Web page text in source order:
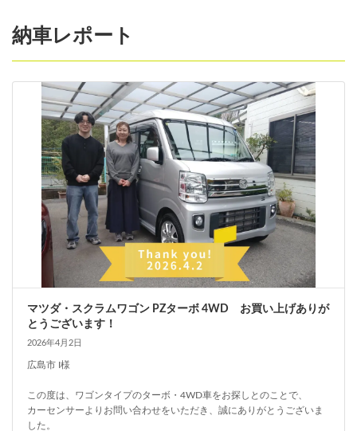
納車レポート
マツダ・スクラムワゴン PZターボ 4WD お買い上げありが
とうございます！
2026年4月2日
広島市 I様
この度は、ワゴンタイプのターボ・4WD車をお探しとのことで、
カーセンサーよりお問い合わせをいただき、誠にありがとうございま
した。